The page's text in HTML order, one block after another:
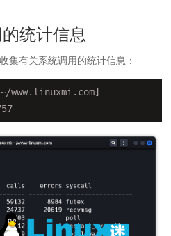
统计信息
集有关系统调用的统计信息：
www.linuxmi.com]